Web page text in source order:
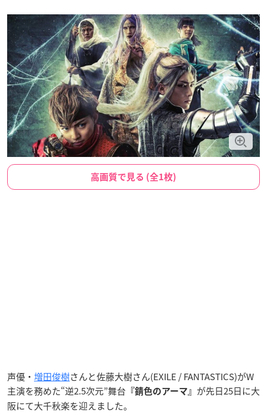
高画質で見る (全1枚)
声優・ 増田俊樹さんと佐藤大樹さん(EXILE / FANTASTICS)がW
主演を務めた“逆2.5次元”舞台 『錆色のアーマ』 が先日25日に大
阪にて大千秋楽を迎えました。